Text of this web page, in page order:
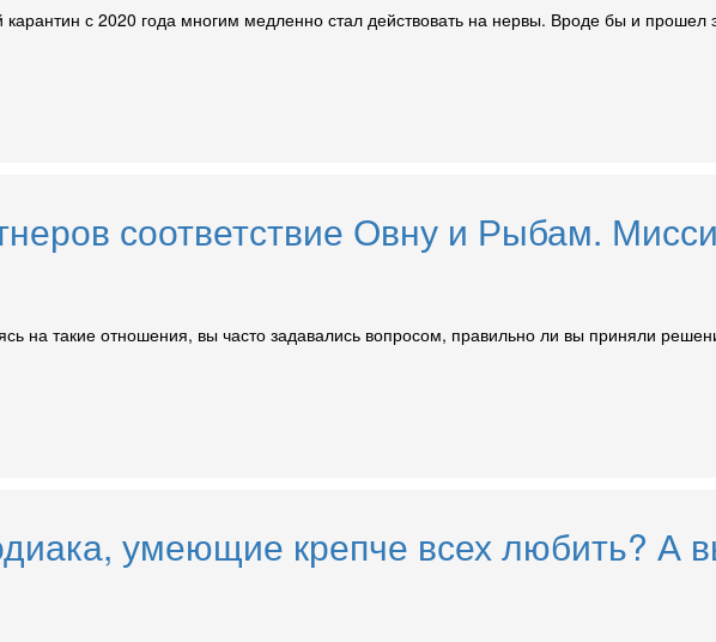
с 2020 года многим медленно стал действовать на нервы. Вроде бы и
соответствие Овну и Рыбам.
на такие отношения, вы часто задавались вопросом, правильно ли вы приняли
умеющие крепче всех любить? А